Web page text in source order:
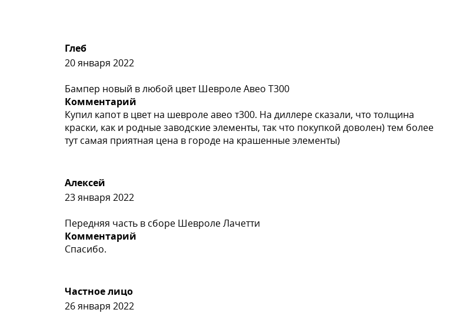
Глеб
20 января 2022
Бампер новый в любой цвет Шевроле Авео Т300
Комментарий
Купил капот в цвет на шевроле авео т300. На диллере сказали, что толщина
краски, как и родные заводские элементы, так что покупкой доволен) тем более
тут самая приятная цена в городе на крашенные элементы)
Алексей
23 января 2022
Передняя часть в сборе Шевроле Лачетти
Комментарий
Спасибо.
Частное лицо
26 января 2022